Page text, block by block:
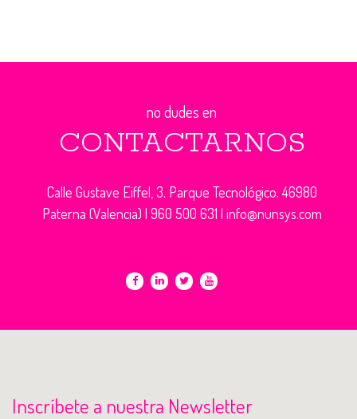
no dudes en
CONTACTARNOS
Calle Gustave Eiffel, 3. Parque Tecnológico. 46980
Paterna (Valencia) | 960 500 631 | info@nunsys.com
Inscríbete a nuestra Newsletter